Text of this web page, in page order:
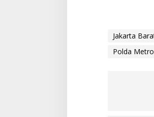
Jakarta
Polda Metro